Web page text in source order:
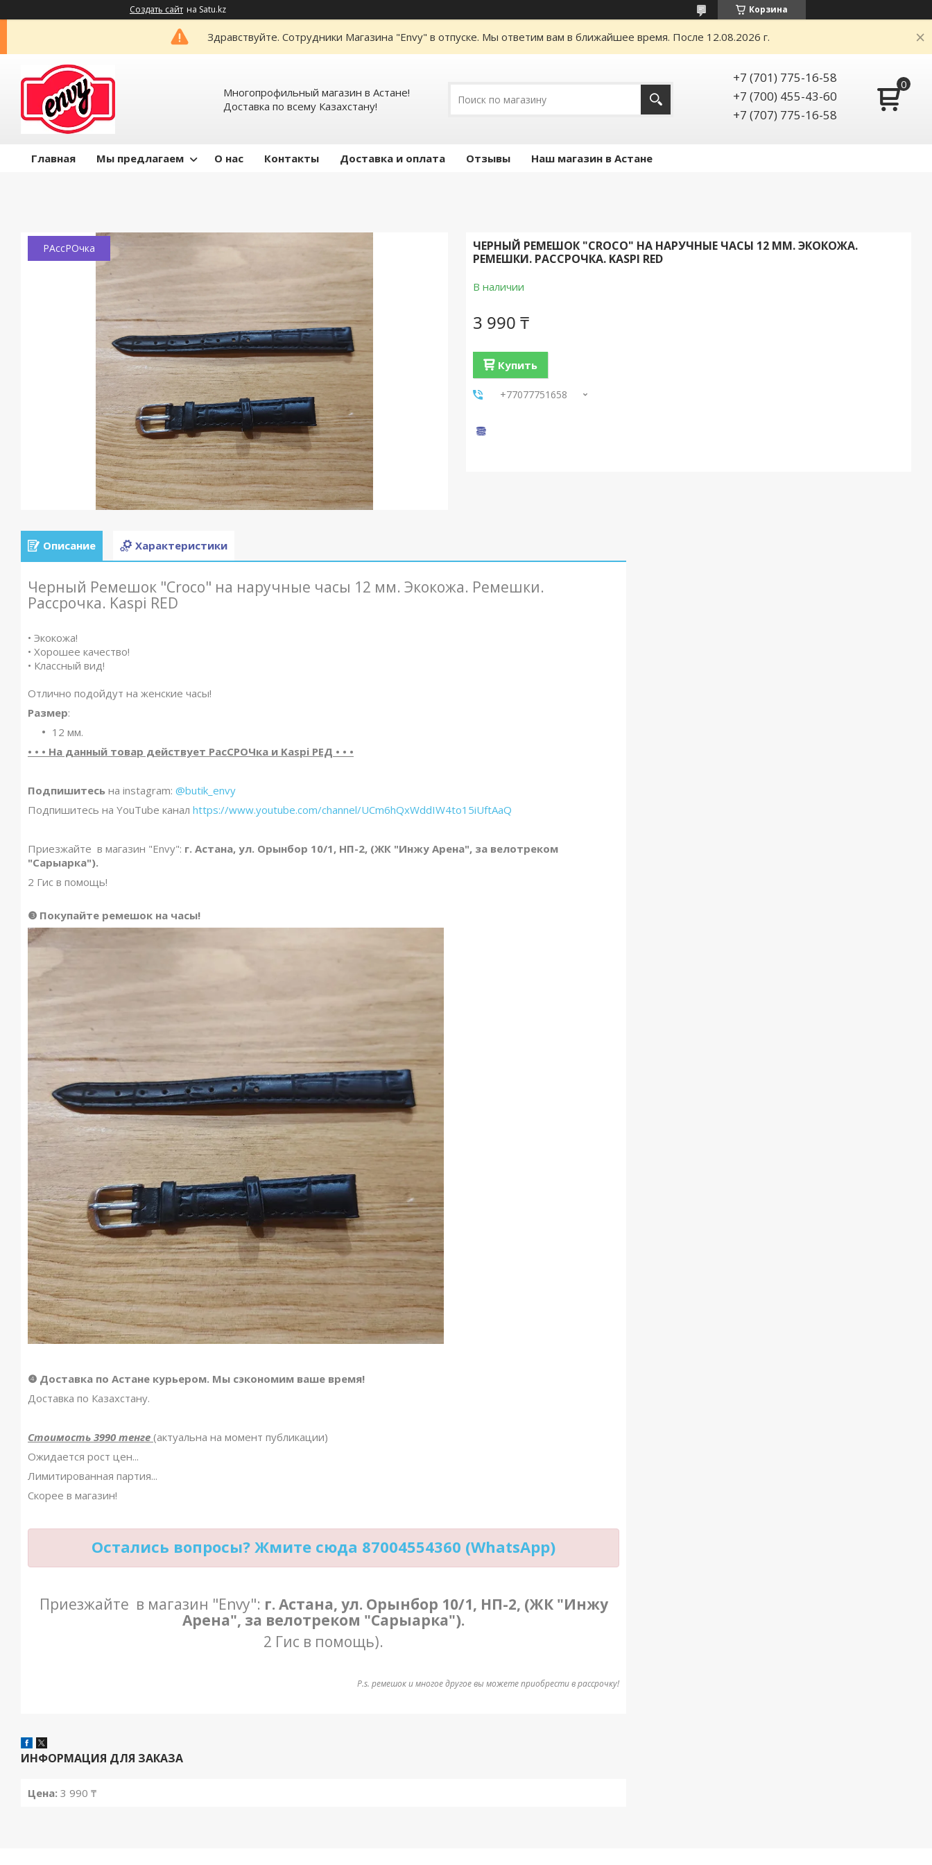
Создать сайт на Satu.kz Корзина
Здравствуйте. Сотрудники Магазина "Envy" в отпуске. Мы ответим вам в ближайшее время. После 12.08.2026 г.
Многопрофильный магазин в Астане!
Доставка по всему Казахстану!
+7 (701) 775-16-58
+7 (700) 455-43-60
+7 (707) 775-16-58
Главная Мы предлагаем О нас Контакты Доставка и оплата Отзывы Наш магазин в Астане
РАссРОчка
ЧЕРНЫЙ РЕМЕШОК "CROCO" НА НАРУЧНЫЕ ЧАСЫ 12 ММ. ЭКОКОЖА.
РЕМЕШКИ. РАССРОЧКА. KASPI RED
В наличии
3 990 ₸
Купить
+77077751658
Описание Характеристики
Черный Ремешок "Croco" на наручные часы 12 мм. Экокожа. Ремешки.
Рассрочка. Kaspi RED
• Экокожа!
• Хорошее качество!
• Классный вид!
Отлично подойдут на женские часы!
Размер:
12 мм.
• • • На данный товар действует РасСРОЧка и Kaspi РЕД • • •
Подпишитесь на instagram: @butik_envy
Подпишитесь на YouTube канал https://www.youtube.com/channel/UCm6hQxWddIW4to15iUftAaQ
Приезжайте в магазин "Envy": г. Астана, ул. Орынбор 10/1, НП-2, (ЖК "Инжу Арена", за велотреком
"Сарыарка").
2 Гис в помощь!
❸ Покупайте ремешок на часы!
❹ Доставка по Астане курьером. Мы сэкономим ваше время!
Доставка по Казахстану.
Стоимость 3990 тенге (актуальна на момент публикации)
Ожидается рост цен...
Лимитированная партия...
Скорее в магазин!
Остались вопросы? Жмите сюда 87004554360 (WhatsApp)
Приезжайте в магазин "Envy": г. Астана, ул. Орынбор 10/1, НП-2, (ЖК "Инжу
Арена", за велотреком "Сарыарка").
2 Гис в помощь).
P.s. ремешок и многое другое вы можете приобрести в рассрочку!
ИНФОРМАЦИЯ ДЛЯ ЗАКАЗА
Цена: 3 990 ₸